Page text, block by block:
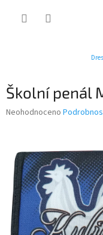
Školní penál
Průměrné
0,0
hvězdiček.
Neohodnoceno